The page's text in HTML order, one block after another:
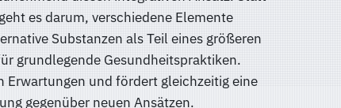
es darum, verschiedene Elemente
Substanzen als Teil eines größeren
grundlegende Gesundheitspraktiken.
Erwartungen und fördert gleichzeitig eine
gegenüber neuen Ansätzen.